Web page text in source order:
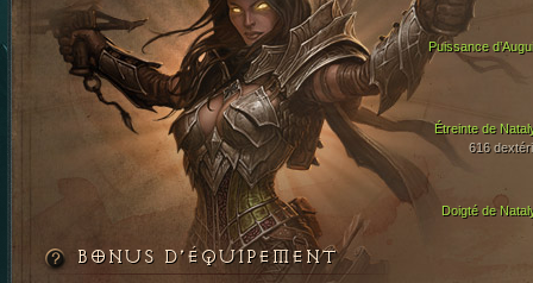
Étreinte de
616
Doigté de
Puissance
BONUS D’ÉQUIPEMENT